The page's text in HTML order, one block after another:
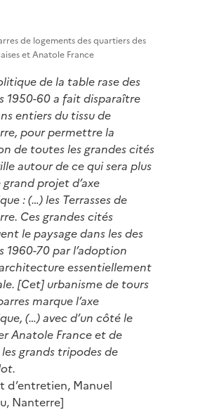
de logements des quartiers des
et Anatole France
de la table rase des
1950-60 a fait disparaître
entiers du tissu de
pour permettre la
de toutes les grandes cités
autour de ce qui sera plus
projet d’axe
: (…) les Terrasses de
Ces grandes cités
le paysage dans les des
1960-70 par l’adoption
essentiellement
[Cet] urbanisme de tours
marque l’axe
(…) avec d’un côté le
Anatole France et de
les grands tripodes de
d’entretien, Manuel
Nanterre]